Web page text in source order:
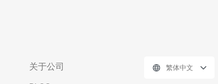
关于公司 繁体中文